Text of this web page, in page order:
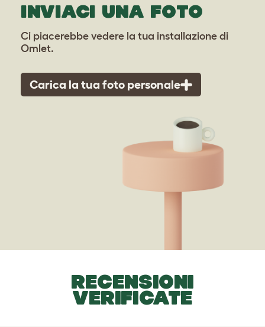
INVIACI UNA FOTO
Ci piacerebbe vedere la tua installazione di
Omlet.
Carica la tua foto personale
RECENSIONI
VERIFICATE